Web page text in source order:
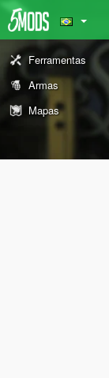
Ferramentas
Armas
Mapas